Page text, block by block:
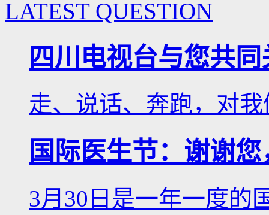
LATEST QUESTION
四川电视台与您共
走、说话、奔跑，对
国际医生节：谢谢
3月30日是一年一度的